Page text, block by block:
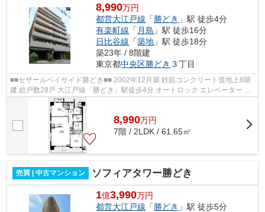
8,990万円
都営大江戸線 「 勝どき 」駅 徒歩4分
有楽町線 「 月島 」駅 徒歩16分
日比谷線 「築地 」駅 徒歩18分
築23年 / 8階建
東京都中央区勝どき ３丁目
■■セザールベイサイド勝どき■■ 2002年12月築 鉄筋コンクリート造地上8階
建 総戸数28戸 大江戸線「勝どき」駅徒歩4分 オートロック エレベーター ペ
ット飼育可能
8,990万円
7階 / 2LDK / 61.65㎡
売買 | 中古マンション ソフィアタワー勝どき
1億3,990万円
都営大江戸線 「勝どき 」駅 徒歩5分